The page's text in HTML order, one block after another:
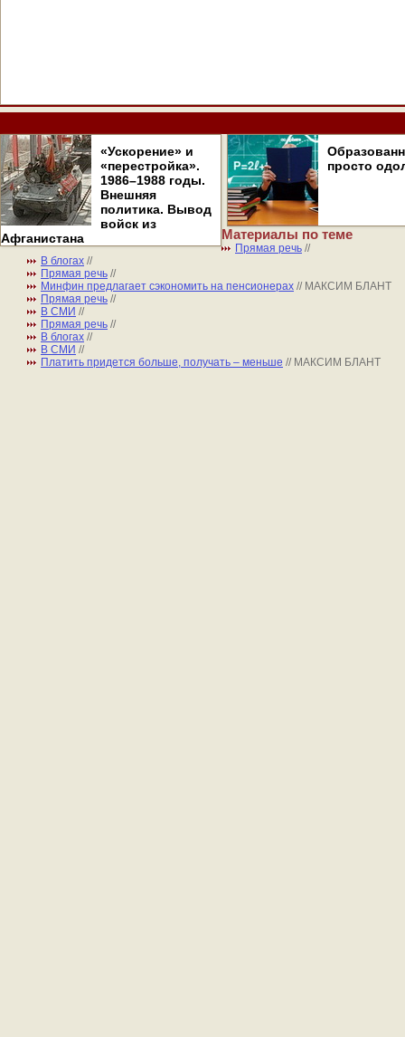
«Ускорение» и
«перестройка».
1986–1988 годы.
Внешняя
политика. Вывод
войск из
Афганистана
просто
Материалы по теме
Прямая речь //
В блогах //
Прямая речь //
Минфин предлагает сэкономить на пенсионерах // МАКСИМ БЛАНТ
Прямая речь //
В СМИ //
Прямая речь //
В блогах //
В СМИ //
Платить придется больше, получать – меньше // МАКСИМ БЛАНТ